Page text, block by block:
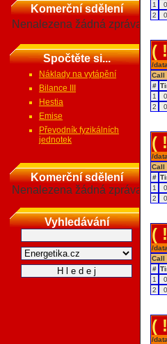
Komerční sdělení
Nenalezena žádná zpráva
Spočtěte si...
Náklady na vytápění
Bilance III
Hestia
Emise
Převodník fyzikálních
jednotek
Komerční sdělení
Nenalezena žádná zpráva
Vyhledávání
1
2
(
/
Call
#
1
2
(
/
Call
#
1
2
(
/
Call
#
1
2
(
/